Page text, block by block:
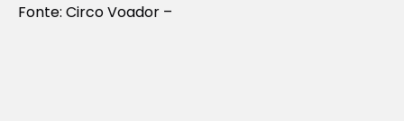
Fonte: Circo Voador –